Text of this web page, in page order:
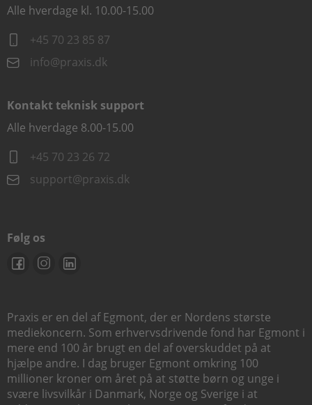
Alle hverdage kl. 10.00-15.00
+45 70 23 85 87
info@praxis.dk
Kontakt teknisk support
Alle hverdage 8.00-15.00
+45 70 23 26 72
support@praxis.dk
Følg os
Praxis er en del af Egmont, der er Nordens største
mediekoncern. Som erhvervsdrivende fond har Egmont i
mere end 100 år brugt en del af overskuddet på at
hjælpe andre. I dag bruger Egmont omkring 100
millioner kroner om året på at støtte børn og unge i
svære livsvilkår i Danmark, Norge og Sverige i at